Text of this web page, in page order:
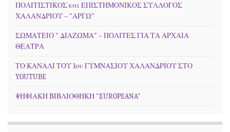
ΠΟΛΙΤΙΣΤΙΚΟΣ και ΕΠΙΣΤΗΜΟΝΙΚΟΣ ΣΥΛΛΟΓΟΣ
ΧΑΛΑΝΔΡΙΟΥ – "ΑΡΓΩ"
ΣΩΜΑΤΕΙΟ " ΔΙΑΖΩΜΑ" – ΠΟΛΙΤΕΣ ΓΙΑ ΤΑ ΑΡΧΑΙΑ
ΘΕΑΤΡΑ
ΤΟ ΚΑΝΑΛΙ ΤΟΥ 1ου ΓΥΜΝΑΣΙΟΥ ΧΑΛΑΝΔΡΙΟΥ ΣΤΟ
YOUTUBE
ΨΗΦΙΑΚΗ ΒΙΒΛΙΟΘΗΚΗ "EUROPEANA"